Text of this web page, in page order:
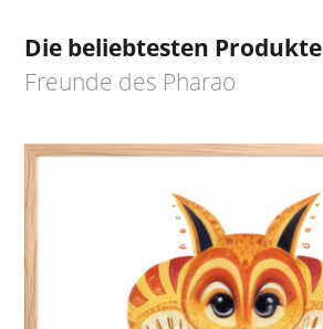
Die beliebtesten Produkte
Freunde des Pharao